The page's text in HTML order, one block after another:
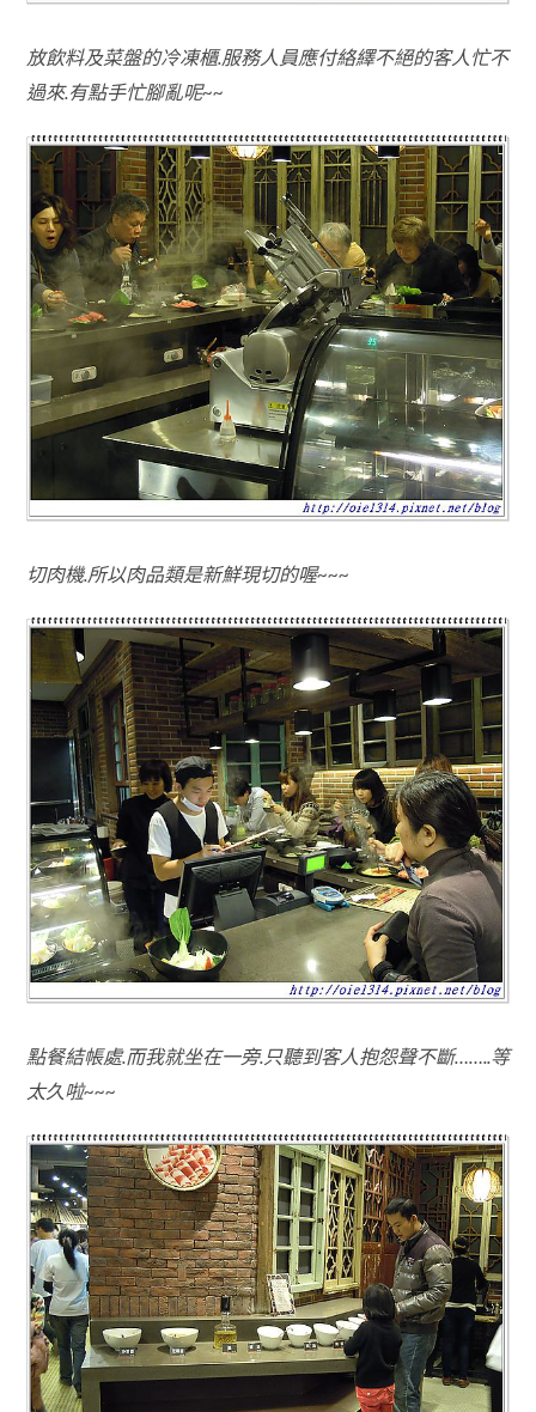
放飲料及菜盤的冷凍櫃.服務人員應付絡繹不絕的客人忙不
過來.有點手忙腳亂呢~~
切肉機.所以肉品類是新鮮現切的喔~~~
點餐結帳處.而我就坐在一旁.只聽到客人抱怨聲不斷……..等
太久啦~~~